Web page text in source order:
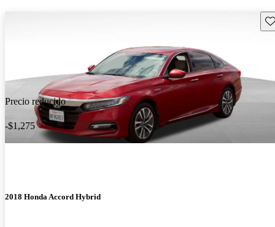
Precio reducido
-$1,275
2018 Honda Accord Hybrid